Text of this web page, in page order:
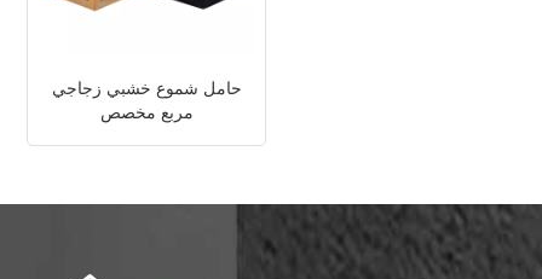
حامل شموع خشبي زجاجي
مربع مخصص